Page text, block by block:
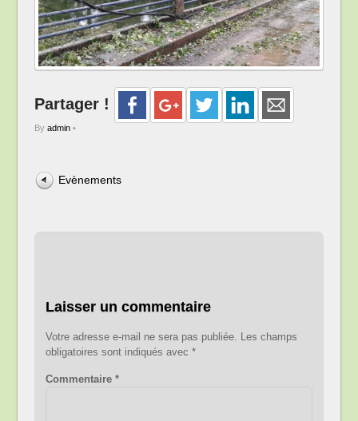
Partager !
By admin•
Evènements
Laisser un commentaire
Votre adresse e-mail ne sera pas publiée. Les champs
obligatoires sont indiqués avec*
Commentaire*